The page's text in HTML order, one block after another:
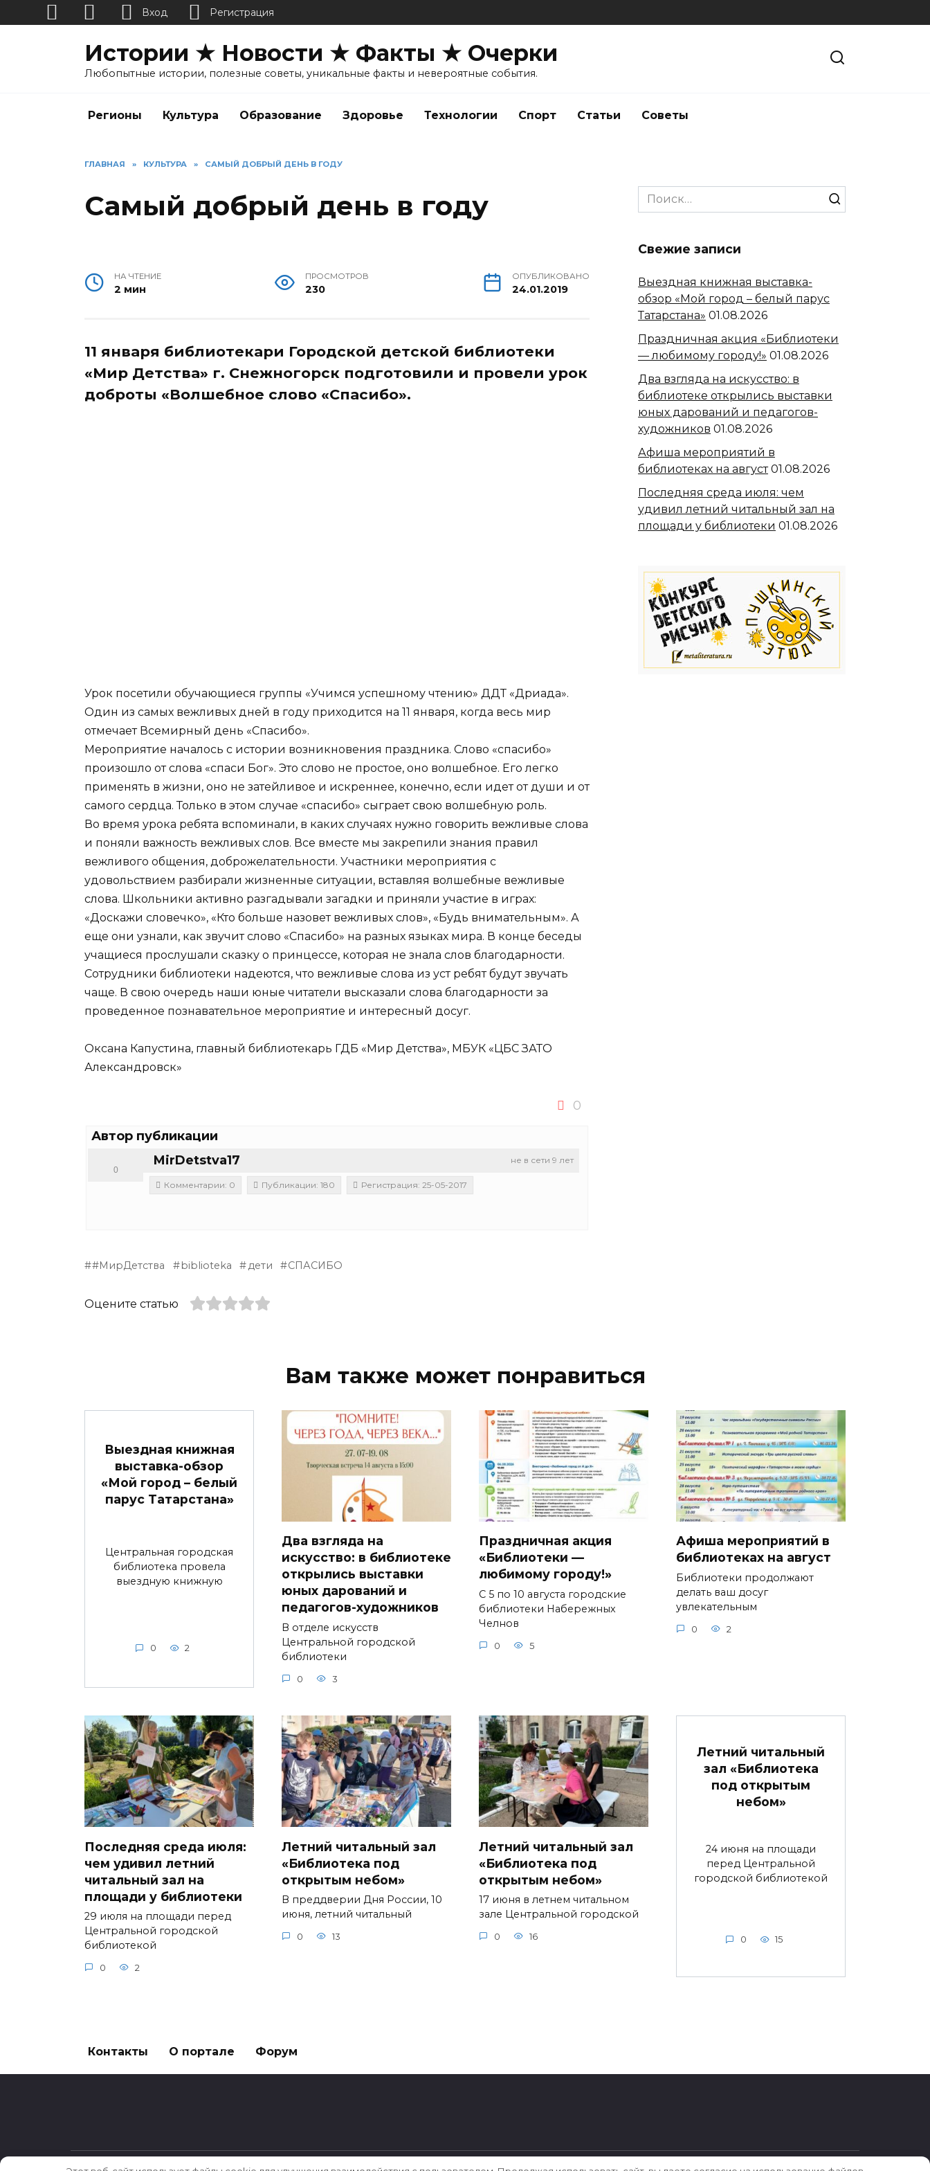
Истории ★ Новости ★ Факты ★ Очерки
Любопытные истории, полезные советы, уникальные факты и невероятные события.
Регионы Культура Образование Здоровье Технологии Спорт Статьи Советы
ГЛАВНАЯ » КУЛЬТУРА » САМЫЙ ДОБРЫЙ ДЕНЬ В ГОДУ
Самый добрый день в году
НА ЧТЕНИЕ
2 мин
ПРОСМОТРОВ
230
ОПУБЛИКОВАНО
24.01.2019
11 января библиотекари Городской детской библиотеки
«Мир Детства» г. Снежногорск подготовили и провели урок
доброты «Волшебное слово «Спасибо».
Урок посетили обучающиеся группы «Учимся успешному чтению» ДДТ «Дриада».
Один из самых вежливых дней в году приходится на 11 января, когда весь мир
отмечает Всемирный день «Спасибо».
Мероприятие началось с истории возникновения праздника. Слово «спасибо»
произошло от слова «спаси Бог». Это слово не простое, оно волшебное. Его легко
применять в жизни, оно не затейливое и искреннее, конечно, если идет от души и от
самого сердца. Только в этом случае «спасибо» сыграет свою волшебную роль.
Во время урока ребята вспоминали, в каких случаях нужно говорить вежливые слова
и поняли важность вежливых слов. Все вместе мы закрепили знания правил
вежливого общения, доброжелательности. Участники мероприятия с
удовольствием разбирали жизненные ситуации, вставляя волшебные вежливые
слова. Школьники активно разгадывали загадки и приняли участие в играх:
«Доскажи словечко», «Кто больше назовет вежливых слов», «Будь внимательным». А
еще они узнали, как звучит слово «Спасибо» на разных языках мира. В конце беседы
учащиеся прослушали сказку о принцессе, которая не знала слов благодарности.
Сотрудники библиотеки надеются, что вежливые слова из уст ребят будут звучать
чаще. В свою очередь наши юные читатели высказали слова благодарности за
проведенное познавательное мероприятие и интересный досуг.
Оксана Капустина, главный библиотекарь ГДБ «Мир Детства», МБУК «ЦБС ЗАТО
Александровск»
0
Автор публикации
не в сети 9 лет
MirDetstva17
0
Комментарии: 0 Публикации: 180 Регистрация: 25-05-2017
#МирДетства biblioteka дети СПАСИБО
Оцените статью
Search
for:
Свежие записи
Выездная книжная выставка-
обзор «Мой город – белый парус
Татарстана» 01.08.2026
Праздничная акция «Библиотеки
— любимому городу!» 01.08.2026
Два взгляда на искусство: в
библиотеке открылись выставки
юных дарований и педагогов-
художников 01.08.2026
Афиша мероприятий в
библиотеках на август 01.08.2026
Последняя среда июля: чем
удивил летний читальный зал на
площади у библиотеки 01.08.2026
Вам также может понравиться
Выездная книжная
выставка-обзор
«Мой город – белый
парус Татарстана»
Центральная городская
библиотека провела
выездную книжную
0 2
Два взгляда на
искусство: в библиотеке
открылись выставки
юных дарований и
педагогов-художников
В отделе искусств
Центральной городской
библиотеки
0 3
Праздничная акция
«Библиотеки —
любимому городу!»
С 5 по 10 августа городские
библиотеки Набережных
Челнов
0 5
Афиша мероприятий в
библиотеках на август
Библиотеки продолжают
делать ваш досуг
увлекательным
0 2
Последняя среда июля:
чем удивил летний
читальный зал на
площади у библиотеки
29 июля на площади перед
Центральной городской
библиотекой
0 2
Летний читальный зал
«Библиотека под
открытым небом»
В преддверии Дня России, 10
июня, летний читальный
0 13
Летний читальный зал
«Библиотека под
открытым небом»
17 июня в летнем читальном
зале Центральной городской
0 16
Летний читальный
зал «Библиотека
под открытым
небом»
24 июня на площади
перед Центральной
городской библиотекой
0 15
Контакты О портале Форум
Вход Регистрация